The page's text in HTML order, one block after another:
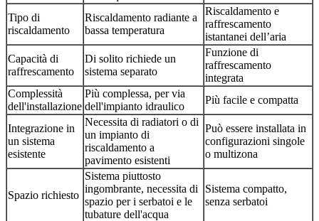
Tipo di
riscaldamento
Riscaldamento radiante a
bassa temperatura
Riscaldamento e
raffrescamento
istantanei dell’aria
Capacità di
raffrescamento
Di solito richiede un
sistema separato
Funzione di
raffrescamento
integrata
Complessità
dell'installazione
Più complessa, per via
dell'impianto idraulico
Più facile e compatta
Integrazione in
un sistema
esistente
Necessita di radiatori o di
un impianto di
riscaldamento a
pavimento esistenti
Può essere installata in
configurazioni singole
o multizona
Spazio richiesto
Sistema piuttosto
ingombrante, necessita di
spazio per i serbatoi e le
tubature dell'acqua
Sistema compatto,
senza serbatoi